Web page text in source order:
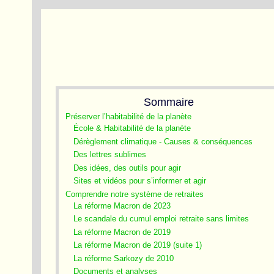
Sommaire
Préserver l’habitabilité de la planète
École & Habitabilité de la planète
Dérèglement climatique - Causes & conséquences
Des lettres sublimes
Des idées, des outils pour agir
Sites et vidéos pour s’informer et agir
Comprendre notre système de retraites
La réforme Macron de 2023
Le scandale du cumul emploi retraite sans limites
La réforme Macron de 2019
La réforme Macron de 2019 (suite 1)
La réforme Sarkozy de 2010
Documents et analyses